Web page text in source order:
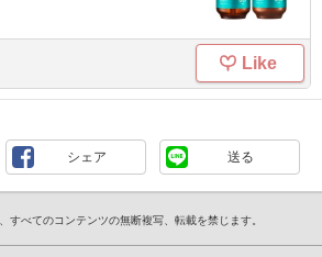
Like
シェア 送る
すべてのコンテンツの無断複写、転載を禁じます。